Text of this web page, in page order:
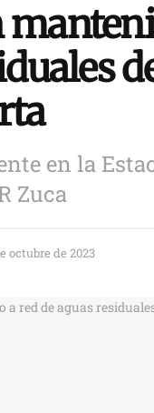
en la
Zuca
octubre de 2023